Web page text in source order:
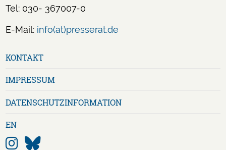
Tel: 030- 367007-0
E-Mail: info(at)presserat.de
überspringen
KONTAKT
IMPRESSUM
DATENSCHUTZ­INFORMATION
EN